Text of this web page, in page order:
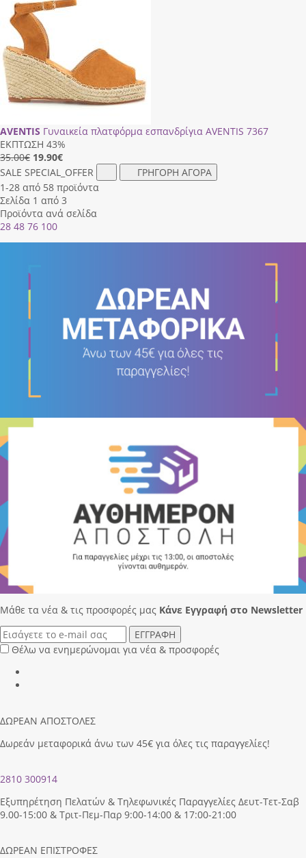
AVENTIS Γυναικεία πλατφόρμα εσπανδρίγια AVENTIS 7367
ΕΚΠΤΩΣΗ 43%
35.00€ 19.90€
SALE SPECIAL_OFFER
ΓΡΗΓΟΡΗ ΑΓΟΡΑ
1-28 από 58 προϊόντα
Σελίδα 1 από 3
Προϊόντα ανά σελίδα
28 48 76 100
Μάθε τα νέα & τις προσφορές μας Κάνε Eγγραφή στο Newsletter
ΕΓΓΡΑΦΗ
Θέλω να ενημερώνομαι για νέα & προσφορές
ΔΩΡΕΑΝ ΑΠΟΣΤΟΛΕΣ
Δωρεάν μεταφορικά άνω των 45€ για όλες τις παραγγελίες!
2810 300914
Εξυπηρέτηση Πελατών & Τηλεφωνικές Παραγγελίες Δευτ-Τετ-Σαβ
9.00-15:00 & Τριτ-Πεμ-Παρ 9:00-14:00 & 17:00-21:00
ΔΩΡΕΑΝ ΕΠΙΣΤΡΟΦΕΣ